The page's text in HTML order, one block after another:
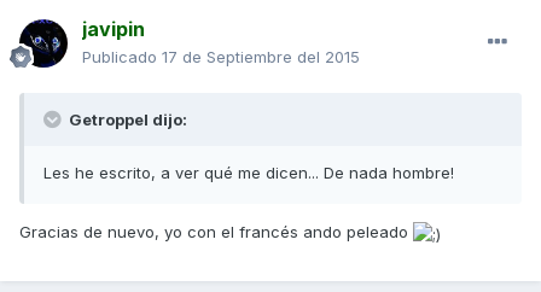
javipin
Publicado 17 de Septiembre del 2015
Getroppel dijo:
Les he escrito, a ver qué me dicen... De nada hombre!
Gracias de nuevo, yo con el francés ando peleado